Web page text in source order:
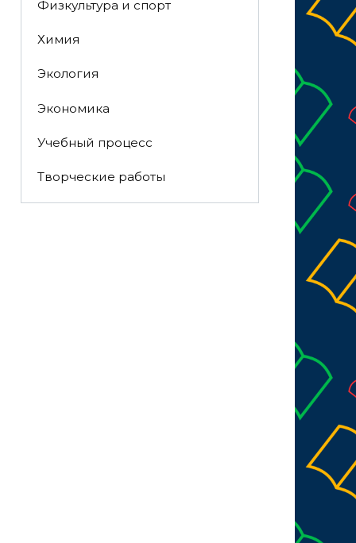
Физкультура и спорт
Химия
Экология
Экономика
Учебный процесс
Творческие работы